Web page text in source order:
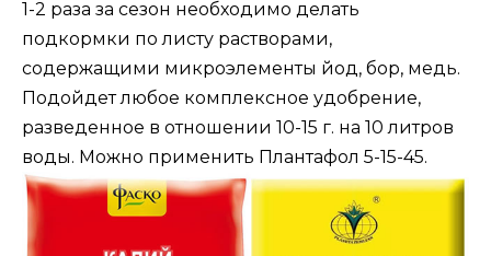
1-2 раза за сезон необходимо делать
подкормки по листу растворами,
содержащими микроэлементы йод, бор, медь.
Подойдет любое комплексное удобрение,
разведенное в отношении 10-15 г. на 10 литров
воды. Можно применить Плантафол 5-15-45.